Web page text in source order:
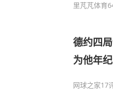
里芃芃体育
德约四
为他年
网球之家17